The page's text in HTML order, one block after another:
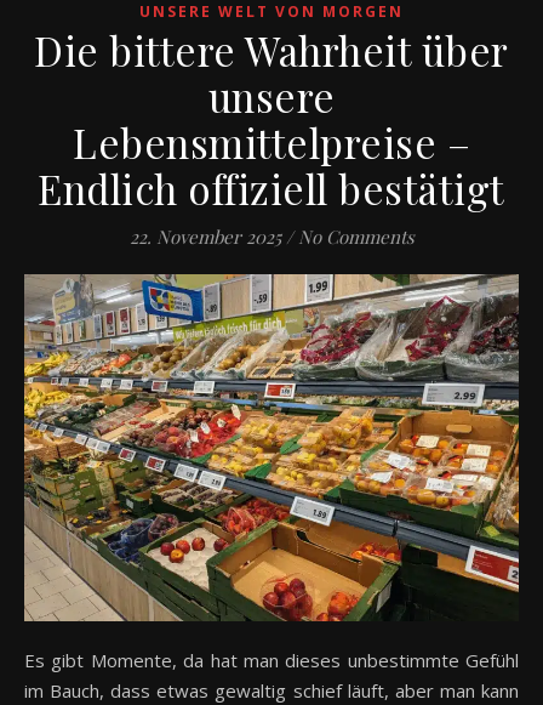
UNSERE WELT VON MORGEN
Die bittere Wahrheit über
unsere
Lebensmittelpreise –
Endlich offiziell bestätigt
22. November 2025 / No Comments
Es gibt Momente, da hat man dieses unbestimmte Gefühl
im Bauch, dass etwas gewaltig schief läuft, aber man kann